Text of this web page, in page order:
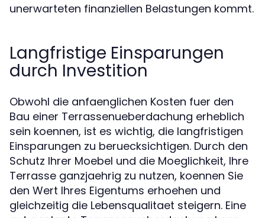
unerwarteten finanziellen Belastungen kommt.
Langfristige Einsparungen
durch Investition
Obwohl die anfaenglichen Kosten fuer den
Bau einer Terrassenueberdachung erheblich
sein koennen, ist es wichtig, die langfristigen
Einsparungen zu beruecksichtigen. Durch den
Schutz Ihrer Moebel und die Moeglichkeit, Ihre
Terrasse ganzjaehrig zu nutzen, koennen Sie
den Wert Ihres Eigentums erhoehen und
gleichzeitig die Lebensqualitaet steigern. Eine